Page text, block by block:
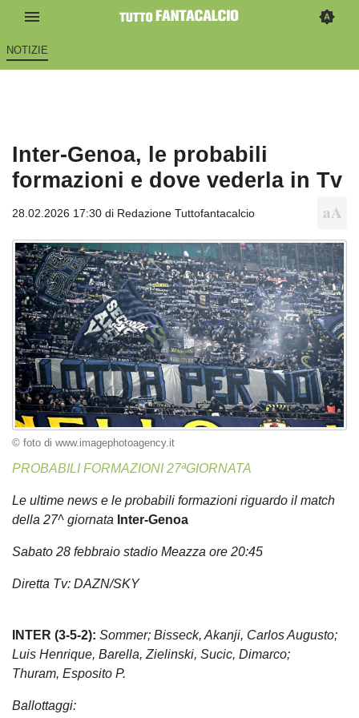
NOTIZIE
Inter-Genoa, le probabili
formazioni e dove vederla in Tv
28.02.2026 17:30 di Redazione Tuttofantacalcio
© foto di www.imagephotoagency.it
PROBABILI FORMAZIONI 27ªGIORNATA
Le ultime news e le probabili formazioni riguardo il match
della 27^ giornata Inter-Genoa
Sabato 28 febbraio stadio Meazza ore 20:45
Diretta Tv: DAZN/SKY
INTER (3-5-2): Sommer; Bisseck, Akanji, Carlos Augusto;
Luis Henrique, Barella, Zielinski, Sucic, Dimarco;
Thuram, Esposito P.
Ballottaggi: